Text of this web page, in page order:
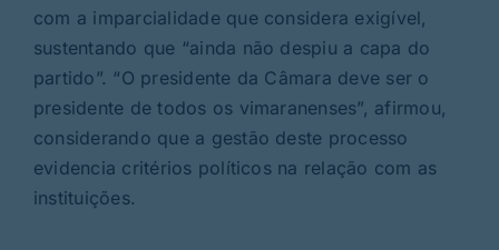
com a imparcialidade que considera exigível,
sustentando que “ainda não despiu a capa do
partido”. “O presidente da Câmara deve ser o
presidente de todos os vimaranenses”, afirmou,
considerando que a gestão deste processo
evidencia critérios políticos na relação com as
instituições.